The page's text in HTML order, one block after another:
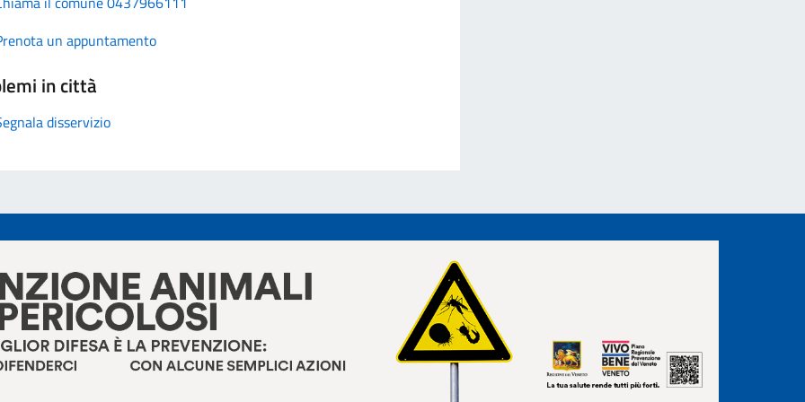
un appuntamento
in città
disservizio